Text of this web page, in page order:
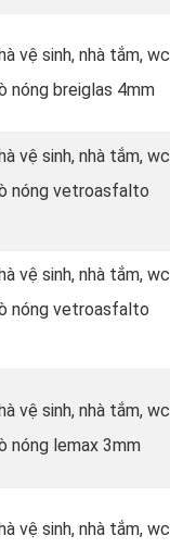
vệ sinh, nhà tắm, wc
nóng breiglas 4mm
vệ sinh, nhà tắm, wc
nóng vetroasfalto
vệ sinh, nhà tắm, wc
nóng vetroasfalto
vệ sinh, nhà tắm, wc
nóng lemax 3mm
vệ sinh, nhà tắm, wc